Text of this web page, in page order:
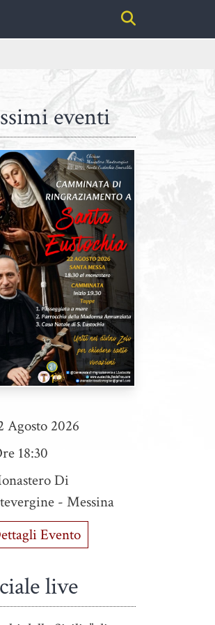
eventi
Agosto 2026
18:30
Di
- Messina
Evento
live